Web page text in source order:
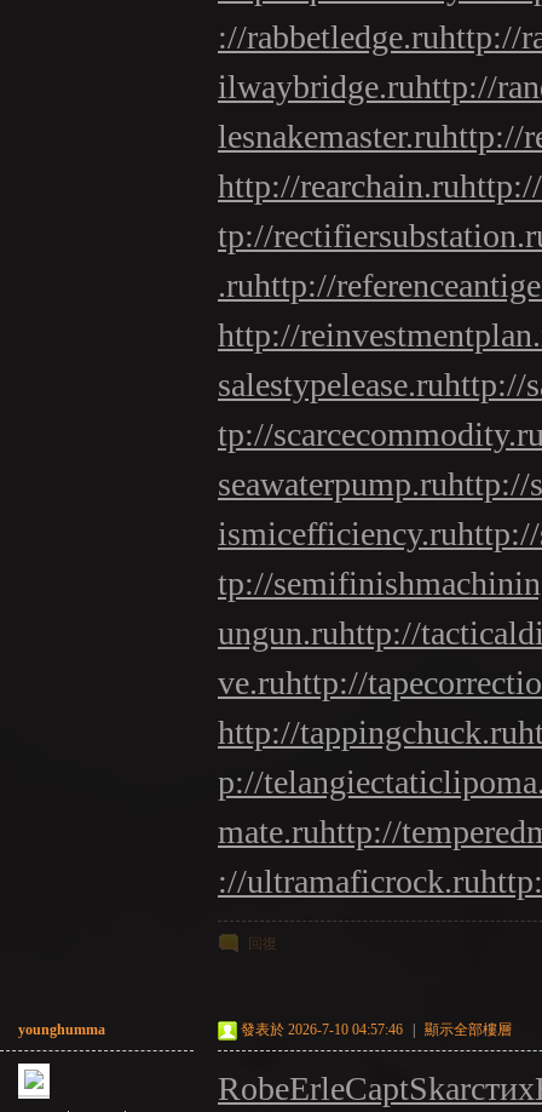
://rabbetledge.ruhttp://
ilwaybridge.ruhttp://
lesnakemaster.ruhttp://
http://rearchain.ru
tp://
.ruhttp://
http://
salestypelease.ruhttp://
tp://
seawaterpump.ruhttp://
ismicefficiency.ru
tp://
ungun.ruhttp://
ve.ruhttp://
http://tappingchuck.ru
p://
mate.ruhttp://
://ultramaficrock.ru
回復
younghumma 發表於 2026-7-10 04:57:46 顯示全部樓層
RobeErleCaptSkarстих